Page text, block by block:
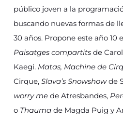
público joven a la
buscando nuevas formas de
30 años. Propone este año 10
Paisatges compartits de
Kaegi. Matas, Machine de
Cirque, Slava’s Snowshowde
worry me de Atresbandes,
o Thauma de Magda Puig y